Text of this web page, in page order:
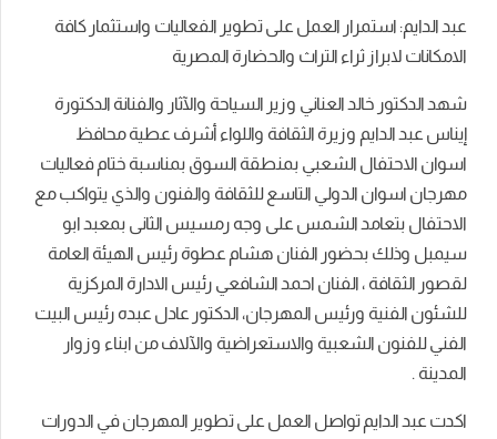
عبد الدايم: استمرار العمل على تطوير الفعاليات واستثمار كافة
الامكانات لابراز ثراء التراث والحضارة المصرية
شهد الدكتور خالد العناني وزير السياحة والآثار والفنانة الدكتورة
إيناس عبد الدايم وزيرة الثقافة واللواء أشرف عطية محافظ
اسوان الاحتفال الشعبي بمنطقة السوق بمناسبة ختام فعاليات
مهرجان اسوان الدولي التاسع للثقافة والفنون والذي يتواكب مع
الاحتفال بتعامد الشمس على وجه رمسيس الثانى بمعبد ابو
سيمبل وذلك بحضور الفنان هشام عطوة رئيس الهيئة العامة
لقصور الثقافة ، الفنان احمد الشافعي رئيس الادارة المركزية
للشئون الفنية ورئيس المهرجان، الدكتور عادل عبده رئيس البيت
الفني للفنون الشعبية والاستعراضية والآلاف من ابناء وزوار
المدينة .
اكدت عبد الدايم تواصل العمل على تطوير المهرجان في الدورات